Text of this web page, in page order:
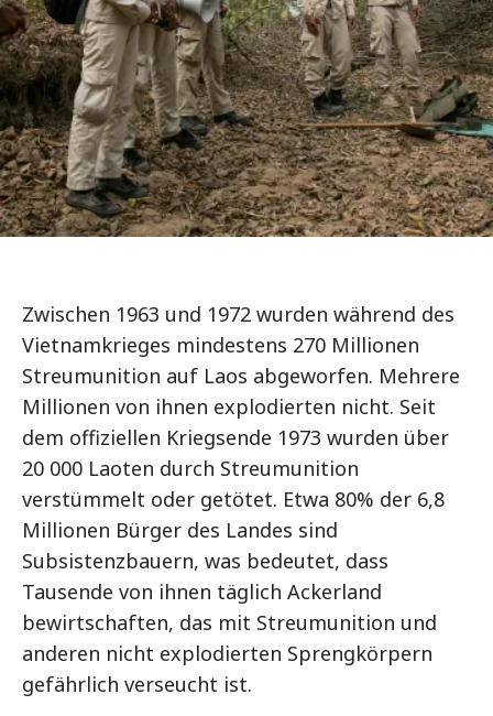
Zwischen 1963 und 1972 wurden während des
Vietnamkrieges mindestens 270 Millionen
Streumunition auf Laos abgeworfen. Mehrere
Millionen von ihnen explodierten nicht. Seit
dem offiziellen Kriegsende 1973 wurden über
20 000 Laoten durch Streumunition
verstümmelt oder getötet. Etwa 80% der 6,8
Millionen Bürger des Landes sind
Subsistenzbauern, was bedeutet, dass
Tausende von ihnen täglich Ackerland
bewirtschaften, das mit Streumunition und
anderen nicht explodierten Sprengkörpern
gefährlich verseucht ist.